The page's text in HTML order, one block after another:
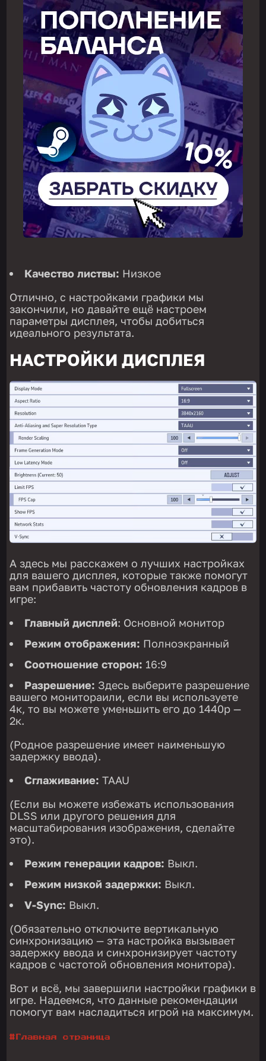
Качество листвы: Низкое
Отлично, c настройками графики мы
закончили, но давайте ещё настроем
параметры дисплея, чтобы добиться
идеального результата.
НАСТРОЙКИ ДИСПЛЕЯ
А здесь мы расскажем о лучших настройках
для вашего дисплея, которые также помогут
вам прибавить частоту обновления кадров в
игре:
Главный дисплей: Основной монитор
Режим отображения: Полноэкранный
Соотношение сторон: 16:9
Разрешение: Здесь выберите разрешение
вашего монитораили, если вы используете
4к, то вы можете уменьшить его до 1440p —
2к.
(Родное разрешение имеет наименьшую
задержку ввода).
Сглаживание:TAAU
(Если вы можете избежать использования
DLSS или другого решения для
масштабирования изображения, сделайте
это).
Режим генерации кадров: Выкл.
Режим низкой задержки: Выкл.
V-Sync: Выкл.
(Обязательно отключите вертикальную
синхронизацию — эта настройка вызывает
задержку ввода и синхронизирует частоту
кадров с частотой обновления монитора).
Вот и всё, мы завершили настройки графики в
игре. Надеемся, что данные рекомендации
помогут вам насладиться игрой на максимум.
# Главная страница